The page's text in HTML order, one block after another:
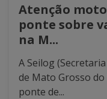
Atenção
ponte sobre
na M...
A Seilog
de Mato Grosso
ponte de...